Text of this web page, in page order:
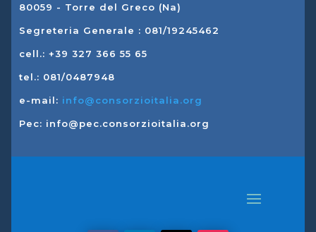
80059 - Torre del Greco (Na)
Segreteria Generale : 081/19245462
cell.: +39 327 366 55 65
tel.: 081/0487948
e-mail: info@consorzioitalia.org
Pec: info@pec.consorzioitalia.org